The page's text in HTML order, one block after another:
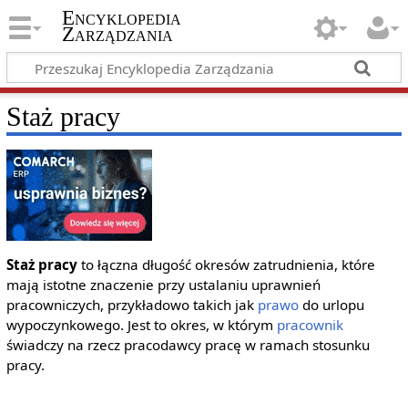
Encyklopedia
Zarządzania
Staż pracy
Staż pracyto łączna długość okresów zatrudnienia, które
mają istotne znaczenie przy ustalaniu uprawnień
pracowniczych, przykładowo takich jak prawodo urlopu
wypoczynkowego. Jest to okres, w którym pracownik
świadczy na rzecz pracodawcy pracę w ramach stosunku
pracy.